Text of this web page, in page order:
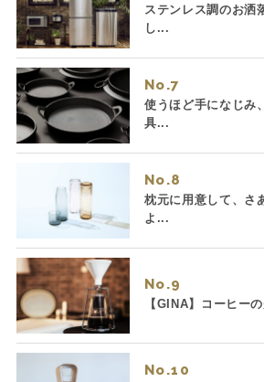
ステンレス調のお洒
し...
No.
使うほど手になじみ
具...
No.
枕元に用意して、さ
よ...
No.
【GINA】コーヒー
No.